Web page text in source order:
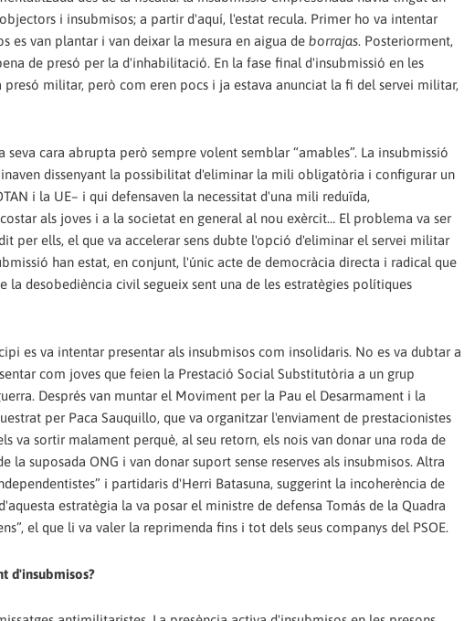
i insubmisos; a partir d'aquí, l'estat recula. Primer ho va intentar
es van plantar i van deixar la mesura en aigua de borrajas. Posteriorment,
de presó per la d'inhabilitació. En la fase final d'insubmissió en les
militar, però com eren pocs i ja estava anunciat la fi del servei militar,
cara abrupta però sempre volent semblar “amables”. La insubmissió
dissenyant la possibilitat d'eliminar la mili obligatòria i configurar un
i la UE– i qui defensaven la necessitat d'una mili reduïda,
als joves i a la societat en general al nou exèrcit… El problema va ser
per ells, el que va accelerar sens dubte l'opció d'eliminar el servei militar
han estat, en conjunt, l'únic acte de democràcia directa i radical que
desobediència civil segueix sent una de les estratègies polítiques
es va intentar presentar als insubmisos com insolidaris. No es va dubtar a
com joves que feien la Prestació Social Substitutòria a un grup
Després van muntar el Moviment per la Pau el Desarmament i la
per Paca Sauquillo, que va organitzar l'enviament de prestacionistes
va sortir malament perquè, al seu retorn, els nois van donar una roda de
suposada ONG i van donar suport sense reserves als insubmisos. Altra
i partidaris d'Herri Batasuna, suggerint la incoherència de
estratègia la va posar el ministre de defensa Tomás de la Quadra
el que li va valer la reprimenda fins i tot dels seus companys del PSOE.
d'insubmisos?